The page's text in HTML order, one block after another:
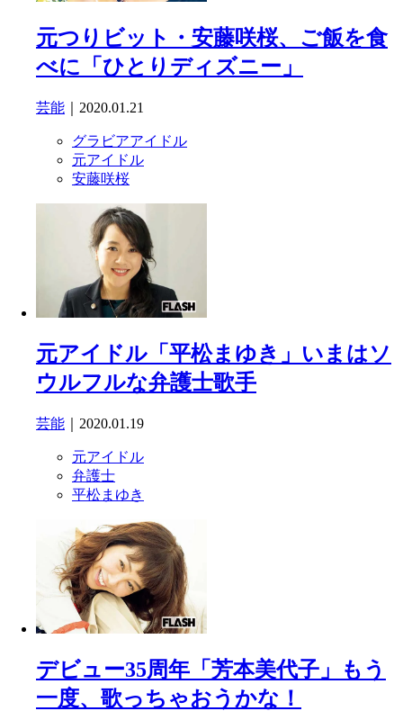
元つりビット・安藤咲桜、ご飯を食
べに「ひとりディズニー」
芸能 ｜2020.01.21
グラビアアイドル
元アイドル
安藤咲桜
元アイドル「平松まゆき」いまはソ
ウルフルな弁護士歌手
芸能 ｜2020.01.19
元アイドル
弁護士
平松まゆき
デビュー35周年「芳本美代子」もう
一度、歌っちゃおうかな！